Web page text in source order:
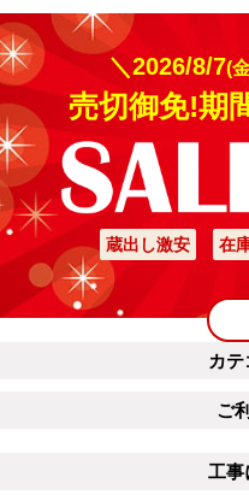
＼2026/8/7(
売切御免!期
蔵出し激安 在
カ
ご
工事